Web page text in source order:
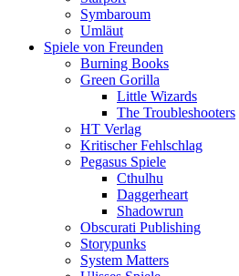
Symbaroum
Umläut
Spiele von Freunden
Burning Books
Green Gorilla
Little Wizards
The Troubleshooters
HT Verlag
Kritischer Fehlschlag
Pegasus Spiele
Cthulhu
Daggerheart
Shadowrun
Obscurati Publishing
Storypunks
System Matters